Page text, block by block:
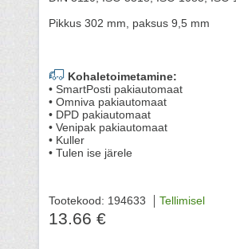
Pikkus 302 mm, paksus 9,5 mm
Kohaletoimetamine:
• SmartPosti pakiautomaat
• Omniva pakiautomaat
• DPD pakiautomaat
• Venipak pakiautomaat
• Kuller
• Tulen ise järele
Tootekood: 194633 Tellimisel
13.66 €